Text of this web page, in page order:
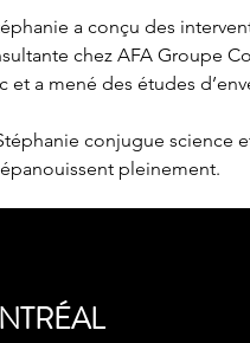
a conçu des
chez AFA Groupe
a mené des études
conjugue science
pleinement.